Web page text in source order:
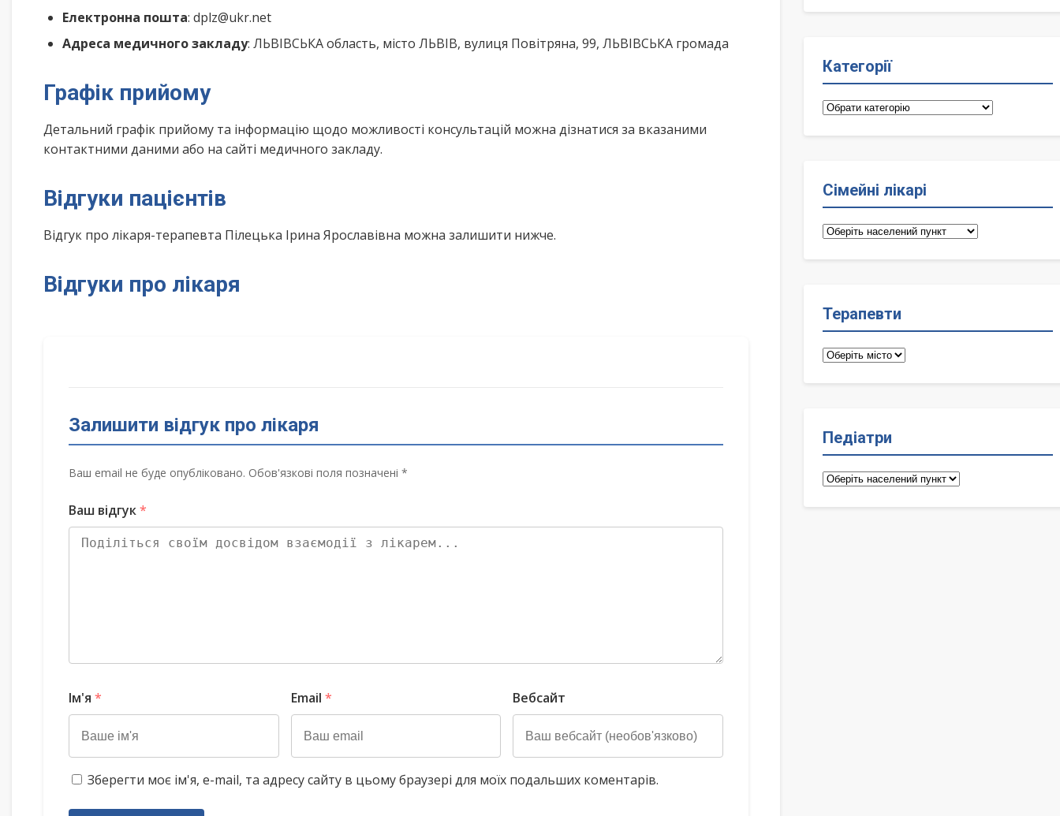
Електронна пошта: dplz@ukr.net
Адреса медичного закладу: ЛЬВІВСЬКА область, місто ЛЬВІВ, вулиця Повітряна, 99, ЛЬВІВСЬКА громада
Графік прийому
Детальний графік прийому та інформацію щодо можливості консультацій можна дізнатися за вказаними
контактними даними або на сайті медичного закладу.
Відгуки пацієнтів
Відгук про лікаря-терапевта Пілецька Ірина Ярославівна можна залишити нижче.
Відгуки про лікаря
Залишити відгук про лікаря
Ваш email не буде опубліковано. Обов'язкові поля позначені *
Ваш відгук*
Ім'я * Email * Вебсайт
Зберегти моє ім'я, e-mail, та адресу сайту в цьому браузері для моїх подальших коментарів.
Категорії
Категорії
Сімейні лікарі
Сімейні
Терапевти
Терапевти
Педіатри
Педіатри